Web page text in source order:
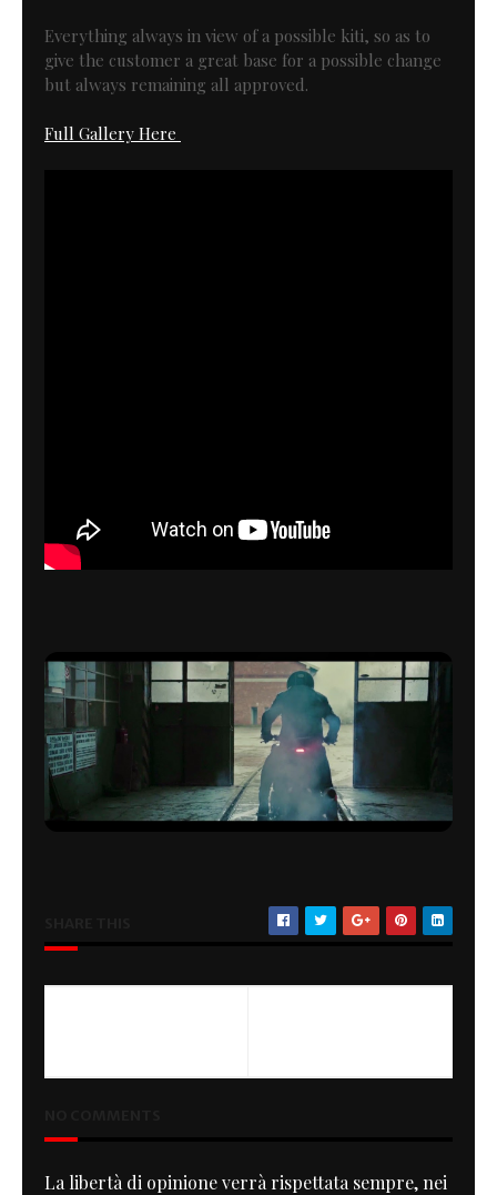
Everything always in view of a possible kiti, so as to
give the customer a great base for a possible change
but always remaining all approved.
Full Gallery Here
La libertà di opinione verrà rispettata sempre, nei